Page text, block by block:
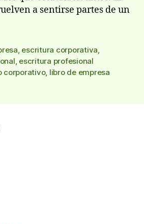
a sentirse partes de un
, escritura corporativa,
, escritura profesional
corporativo, libro de empresa